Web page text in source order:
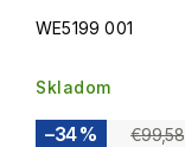
WE5199 001
Skladom
€99,58
–34 %